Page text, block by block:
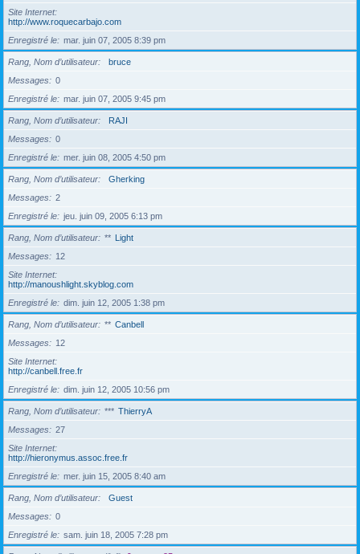
Site Internet
http://www.roquecarbajo.com
Enregistré le
mar. juin 07, 2005 8:39 pm
Rang, Nom d’utilisateur
bruce
Messages
0
Enregistré le
mar. juin 07, 2005 9:45 pm
Rang, Nom d’utilisateur
RAJI
Messages
0
Enregistré le
mer. juin 08, 2005 4:50 pm
Rang, Nom d’utilisateur
Gherking
Messages
2
Enregistré le
jeu. juin 09, 2005 6:13 pm
Rang, Nom d’utilisateur ** Light
Messages
12
Site Internet
http://manoushlight.skyblog.com
Enregistré le
dim. juin 12, 2005 1:38 pm
Rang, Nom d’utilisateur ** Canbell
Messages
12
Site Internet
http://canbell.free.fr
Enregistré le
dim. juin 12, 2005 10:56 pm
Rang, Nom d’utilisateur *** ThierryA
Messages
27
Site Internet
http://hieronymus.assoc.free.fr
Enregistré le
mer. juin 15, 2005 8:40 am
Rang, Nom d’utilisateur
Guest
Messages
0
Enregistré le
sam. juin 18, 2005 7:28 pm